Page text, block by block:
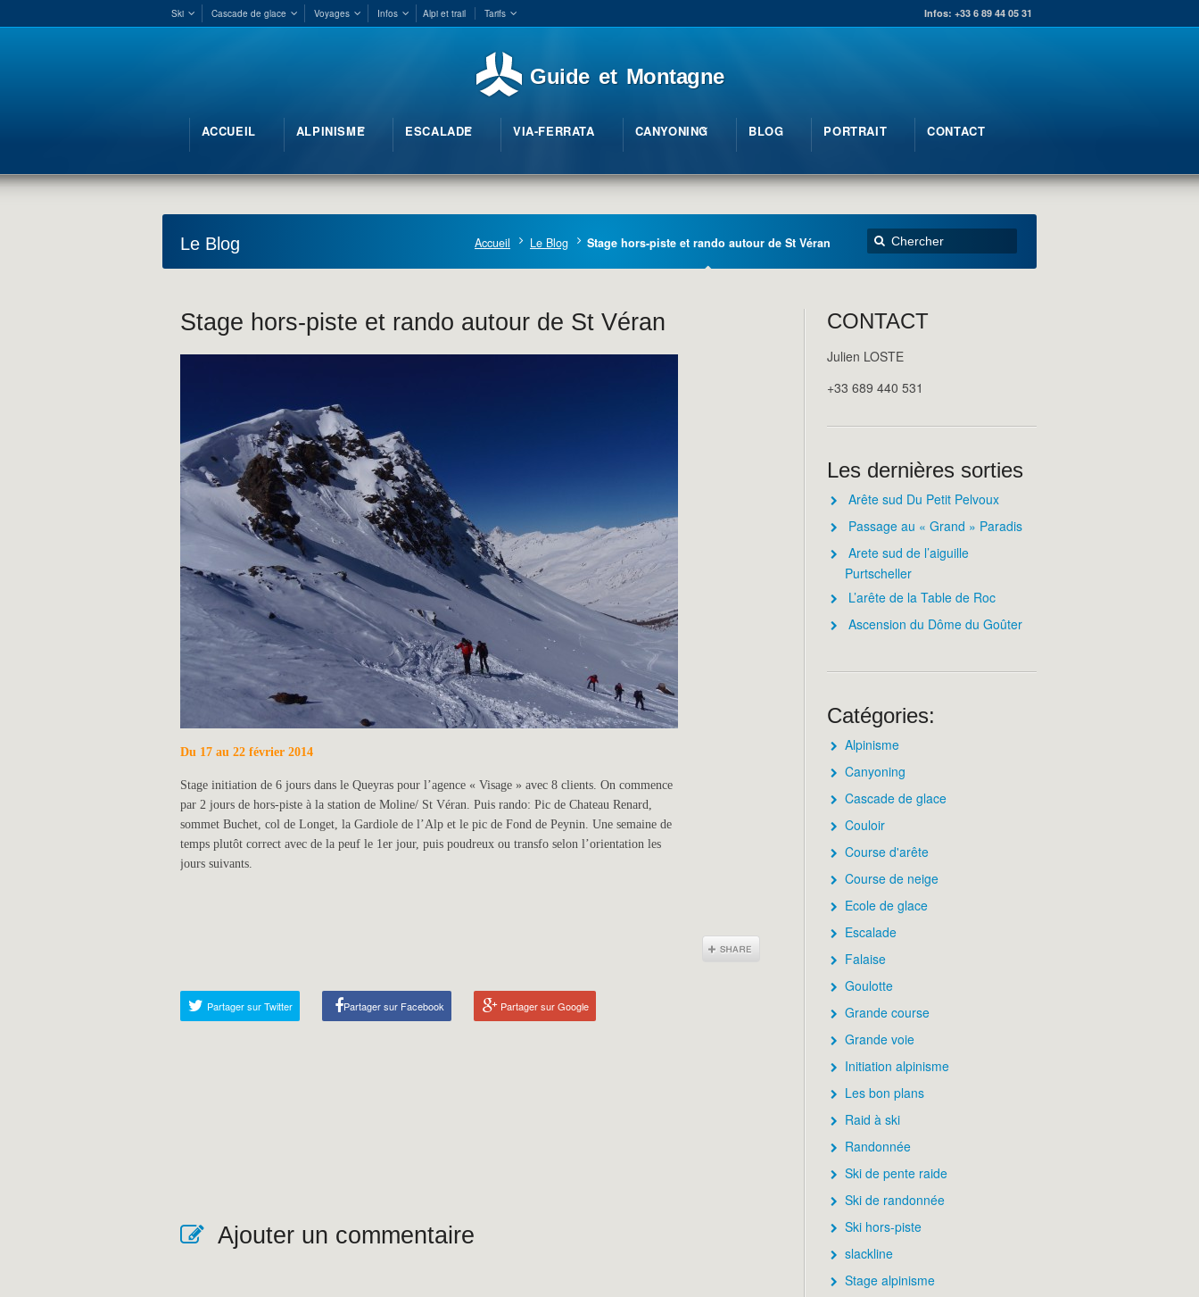
Ski Cascade de glace Voyages Infos Alpi et trail Tarifs Infos: +33 6 89 44 05 31
Guide et Montagne
ACCUEIL ALPINISME ESCALADE VIA-FERRATA CANYONING BLOG PORTRAIT CONTACT
Le Blog Accueil Le Blog Stage hors-piste et rando autour de St Véran
Stage hors-piste et rando autour de St Véran
Du 17 au 22 février 2014
Stage initiation de 6 jours dans le Queyras pour l’agence « Visage » avec 8 clients. On commence
par 2 jours de hors-piste à la station de Moline/ St Véran. Puis rando: Pic de Chateau Renard,
sommet Buchet, col de Longet, la Gardiole de l’Alp et le pic de Fond de Peynin. Une semaine de
temps plutôt correct avec de la peuf le 1er jour, puis poudreux ou transfo selon l’orientation les
jours suivants.
Partager sur Twitter Partager sur Facebook Partager sur Google
Ajouter un commentaire
CONTACT
Julien LOSTE
+33 689 440 531
Les dernières sorties
Arête sud Du Petit Pelvoux
Passage au « Grand » Paradis
Arete sud de l’aiguille
Purtscheller
L’arête de la Table de Roc
Ascension du Dôme du Goûter
Catégories:
Alpinisme
Canyoning
Cascade de glace
Couloir
Course d'arête
Course de neige
Ecole de glace
Escalade
Falaise
Goulotte
Grande course
Grande voie
Initiation alpinisme
Les bon plans
Raid à ski
Randonnée
Ski de pente raide
Ski de randonnée
Ski hors-piste
slackline
Stage alpinisme